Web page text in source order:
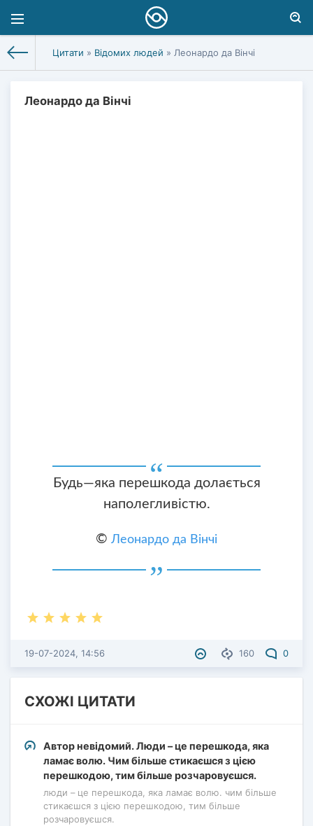
Цитати » Відомих людей » Леонардо да Вінчі
Леонардо да Вінчі
Будь—яка перешкода долається
наполегливістю.
© Леонардо да Вінчі
160 0
19-07-2024, 14:56
СХОЖІ ЦИТАТИ
Автор невідомий. Люди – це перешкода, яка
ламає волю. Чим більше стикаєшся з цією
перешкодою, тим більше розчаровуєшся.
люди – це перешкода, яка ламає волю. чим більше
стикаєшся з цією перешкодою, тим більше
розчаровуєшся.